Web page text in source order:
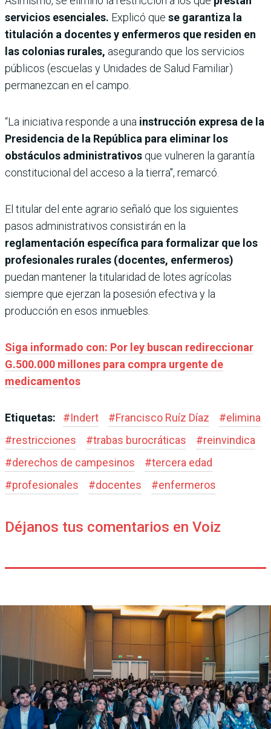
servicios esenciales. Explicó que se garantiza la
titulación a docentes y enfermeros que residen en
las colonias rurales, asegurando que los servicios
públicos (escuelas y Unidades de Salud Familiar)
permanezcan en el campo.
“​La iniciativa responde a una instrucción expresa de la
Presidencia de la República para eliminar los
obstáculos administrativos que vulneren la garantía
constitucional del acceso a la tierra", remarcó.
El titular del ente agrario señaló que los ​siguientes
pasos administrativos consistirán en la
reglamentación específica para formalizar que los
profesionales rurales (docentes, enfermeros)
puedan mantener la titularidad de lotes agrícolas
siempre que ejerzan la posesión efectiva y la
producción en esos inmuebles.
Siga informado con: Por ley buscan redireccionar
G.500.000 millones para compra urgente de
medicamentos
Etiquetas: #Indert #Francisco Ruíz Díaz #elimina
#restricciones #trabas burocráticas #reinvindica
#derechos de campesinos #tercera edad
#profesionales #docentes #enfermeros
Déjanos tus comentarios en Voiz